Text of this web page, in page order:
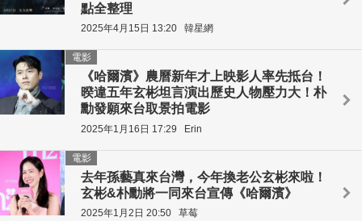
點全整理
2025年4月15日 13:20 韓星網
《哈爾濱》農曆新年才上映影人率先抵台！
暌違五年玄彬坦言演出歷史人物壓力大！朴
勳發願來台取景拍電影
電影
2025年1月16日 17:29 Erin
去年孫藝真來台灣，今年換老公玄彬來啦！
玄彬&朴勳將一同來台宣傳《哈爾濱》
電影
2025年1月2日 20:50 草莓